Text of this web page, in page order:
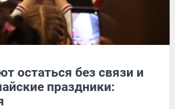
остаться без связи и
праздники: